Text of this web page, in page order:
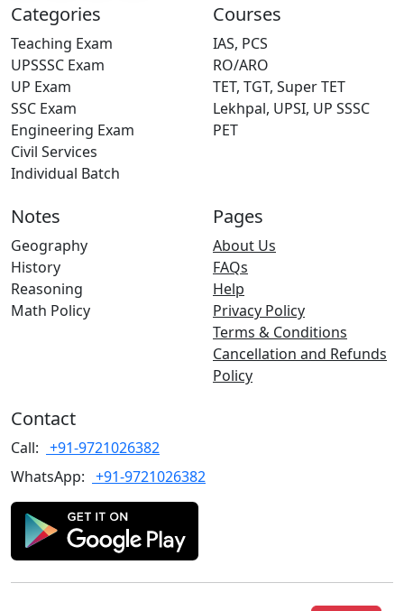
Categories
Teaching Exam
UPSSSC Exam
UP Exam
SSC Exam
Engineering Exam
Civil Services
Individual Batch
Courses
IAS, PCS
RO/ARO
TET, TGT, Super TET
Lekhpal, UPSI, UP SSSC
PET
Notes
Geography
History
Reasoning
Math Policy
Pages
About Us
FAQs
Help
Privacy Policy
Terms & Conditions
Cancellation and Refunds
Policy
Contact
Call: +91-9721026382
WhatsApp: +91-9721026382